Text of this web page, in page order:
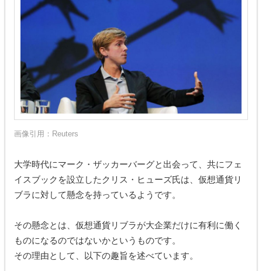
画像引用： Reuters
大学時代にマーク・ザッカーバーグと出会って、共にフェ
イスブックを設立したクリス・ヒューズ氏は、仮想通貨リ
ブラに対して懸念を持っているようです。
その懸念とは、仮想通貨リブラが大企業だけに有利に働く
ものになるのではないかというものです。
その理由として、以下の趣旨を述べています。